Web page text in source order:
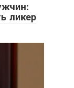
ликер